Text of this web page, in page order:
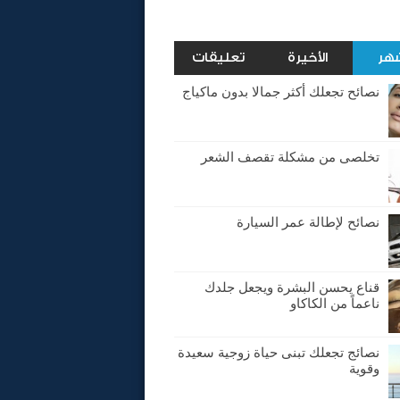
الأخيرة تعليقات
نصائح تجعلك أكثر جمالا بدون ماكياج
تخلصى من مشكلة تقصف الشعر
نصائح لإطالة عمر السيارة
قناع يحسن البشرة ويجعل جلدك
ناعماً من الكاكاو
نصائج تجعلك تبنى حياة زوجية سعيدة
وقوية